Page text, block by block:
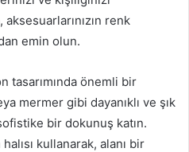
aksesuarlarınızın renk
emin olun.
tasarımında önemli bir
mermer gibi dayanıklı ve şık
bir dokunuş katın.
kullanarak, alanı bir